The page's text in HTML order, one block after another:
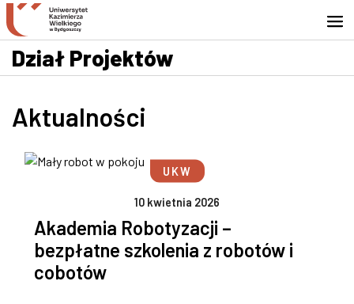
Przejdź do wyszukiwarki
Przejdź do treści
Przejdź do stopki - Kontakt
Dział Projektów
Aktualności
UKW
10 kwietnia 2026
Akademia Robotyzacji –
bezpłatne szkolenia z robotów i
cobotów